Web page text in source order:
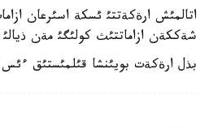
اتالمئش ارةكةتتئ ئسكة اسئرعان
شةككةن ازاماتتئث كولئگئ مةن ذيالئ
بذل ارةكةت بويئنشا قئلمئستئق ءئس